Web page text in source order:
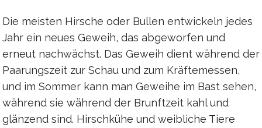
Die meisten Hirsche oder Bullen entwickeln jedes
Jahr ein neues Geweih, das abgeworfen und
erneut nachwächst. Das Geweih dient während der
Paarungszeit zur Schau und zum Kräftemessen,
und im Sommer kann man Geweihe im Bast sehen,
während sie während der Brunftzeit kahl und
glänzend sind. Hirschkühe und weibliche Tiere